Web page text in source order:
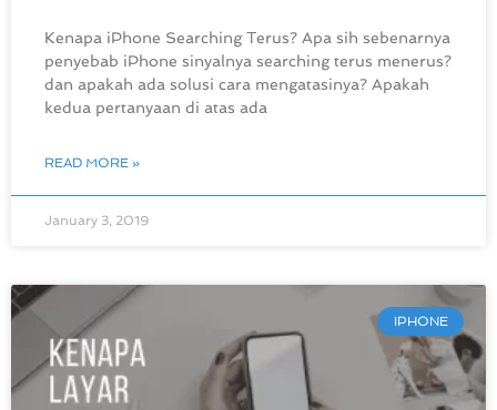
Kenapa iPhone Searching Terus? Apa sih sebenarnya
penyebab iPhone sinyalnya searching terus menerus?
dan apakah ada solusi cara mengatasinya? Apakah
kedua pertanyaan di atas ada
READ MORE »
January 3, 2019
IPHONE